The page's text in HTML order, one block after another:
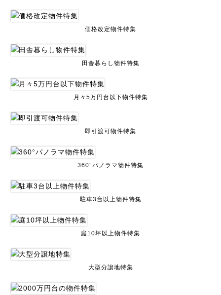
価格改定物件特集
田舎暮らし物件特集
月々5万円台以下物件特集
即引渡可物件特集
360°パノラマ物件特集
駐車3台以上物件特集
庭10坪以上物件特集
大型分譲地特集